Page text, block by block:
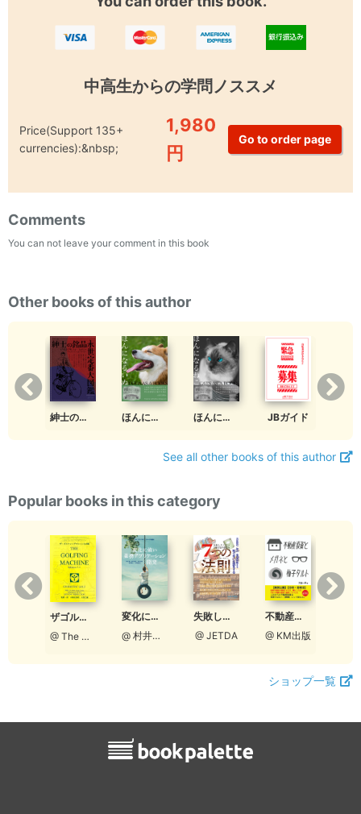
中高生からの学問ノススメ
Price(Support 135+
currencies):&nbsp;
1,980
円
Comments
You can not leave your comment in this book
Other books of this author
紳士の銘品図鑑 ほんになるいぬ ほんになるねこ JBガイド
See all other books of this author
Popular books in this category
ザゴルフィングマシーン日本語版
@ The Golfing Machine, LLC
変化に強い業務アプリケーション開発
@ 村井裕之
失敗したくない出版方法の選び方７つの法則
@ JETDA
不動産投資とメガネと柚子タルト
@ KM出版
ショップ一覧